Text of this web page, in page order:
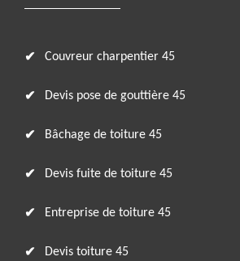
Couvreur charpentier 45
Devis pose de gouttière 45
Bâchage de toiture 45
Devis fuite de toiture 45
Entreprise de toiture 45
Devis toiture 45